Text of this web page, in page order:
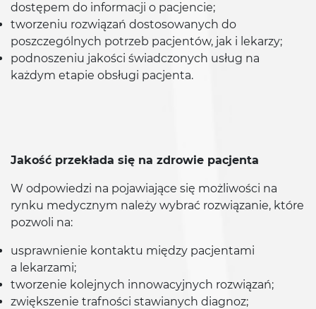
dostępem do informacji o pacjencie;
tworzeniu rozwiązań dostosowanych do
poszczególnych potrzeb pacjentów, jak i lekarzy;
podnoszeniu jakości świadczonych usług na
każdym etapie obsługi pacjenta.
Jakość przekłada się na zdrowie pacjenta
W odpowiedzi na pojawiające się możliwości na
rynku medycznym należy wybrać rozwiązanie, które
pozwoli na:
usprawnienie kontaktu między pacjentami
a lekarzami;
tworzenie kolejnych innowacyjnych rozwiązań;
zwiększenie trafności stawianych diagnoz;